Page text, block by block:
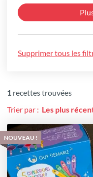
Supprimer tous les
1 recettes trouvées
Trier par : Les plus
NOUVEAU !